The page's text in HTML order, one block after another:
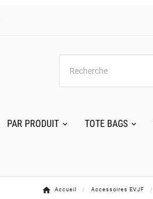
PAR PRODUIT TOTE BAGS
Accueil Accessoires EVJF